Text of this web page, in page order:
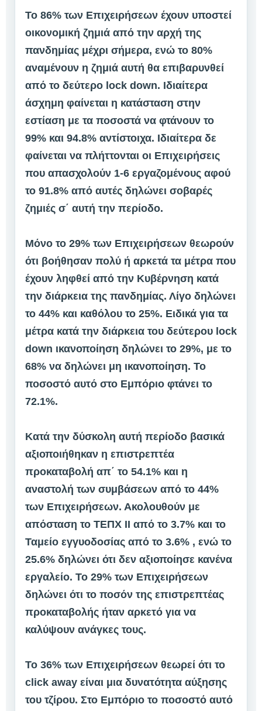
Το 86% των Επιχειρήσεων έχουν υποστεί
οικονομική ζημιά από την αρχή της
πανδημίας μέχρι σήμερα, ενώ το 80%
αναμένουν η ζημιά αυτή θα επιβαρυνθεί
από το δεύτερο lock down. Ιδιαίτερα
άσχημη φαίνεται η κατάσταση στην
εστίαση με τα ποσοστά να φτάνουν το
99% και 94.8% αντίστοιχα. Ιδιαίτερα δε
φαίνεται να πλήττονται οι Επιχειρήσεις
που απασχολούν 1-6 εργαζομένους αφού
το 91.8% από αυτές δηλώνει σοβαρές
ζημιές σ΄ αυτή την περίοδο.
Μόνο το 29% των Επιχειρήσεων θεωρούν
ότι βοήθησαν πολύ ή αρκετά τα μέτρα που
έχουν ληφθεί από την Κυβέρνηση κατά
την διάρκεια της πανδημίας. Λίγο δηλώνει
το 44% και καθόλου το 25%. Ειδικά για τα
μέτρα κατά την διάρκεια του δεύτερου lock
down ικανοποίηση δηλώνει το 29%, με το
68% να δηλώνει μη ικανοποίηση. Το
ποσοστό αυτό στο Εμπόριο φτάνει το
72.1%.
Κατά την δύσκολη αυτή περίοδο βασικά
αξιοποιήθηκαν η επιστρεπτέα
προκαταβολή απ΄ το 54.1% και η
αναστολή των συμβάσεων από το 44%
των Επιχειρήσεων. Ακολουθούν με
απόσταση το ΤΕΠΧ ΙΙ από το 3.7% και το
Ταμείο εγγυοδοσίας από το 3.6% , ενώ το
25.6% δηλώνει ότι δεν αξιοποίησε κανένα
εργαλείο. Το 29% των Επιχειρήσεων
δηλώνει ότι το ποσόν της επιστρεπτέας
προκαταβολής ήταν αρκετό για να
καλύψουν ανάγκες τους.
Το 36% των Επιχειρήσεων θεωρεί ότι το
click away είναι μια δυνατότητα αύξησης
του τζίρου. Στο Εμπόριο το ποσοστό αυτό